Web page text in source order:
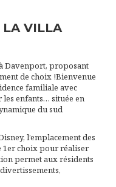
LA VILLA
Davenport, proposant
de choix !Bienvenue
familiale avec
enfants… située en
du sud
l’emplacement des
1er choix pour réaliser
permet aux résidents